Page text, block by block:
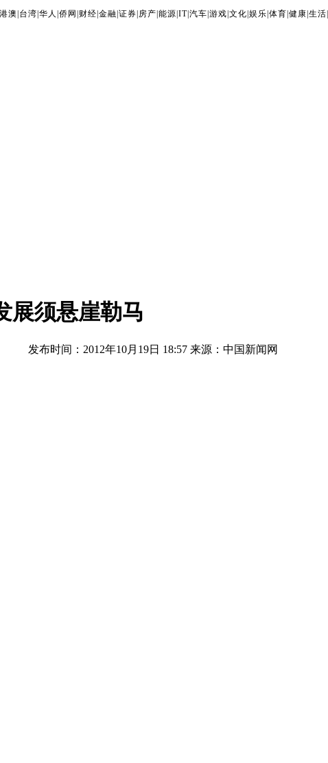
港澳 台湾 华人 侨网 财经 金融 证券 房产 能源 IT| 汽车 游戏 文化 娱乐 体育 健康 生活
展须悬崖勒马
发布时间：2012年10月19日 18:57 来源：中国新闻网